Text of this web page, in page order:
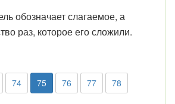
обозначает слагаемое, а
раз, которое его сложили.
74 75 76 77 78